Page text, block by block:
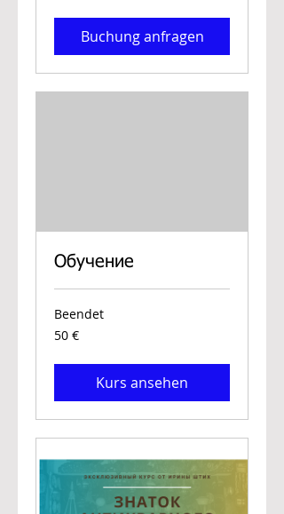
Buchung anfragen
Обучение
Beendet
50
Euro
50 €
Kurs ansehen